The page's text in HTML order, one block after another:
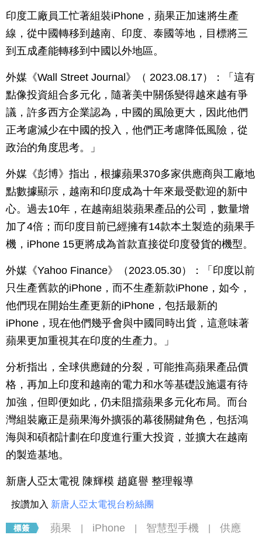
印度工廠員工忙著組裝iPhone，蘋果正加速將生產
線，從中國轉移到越南、印度、泰國等地，目標將三
到五成產能轉移到中國以外地區。
外媒《Wall Street Journal》（ 2023.08.17）：「這有
點像投資組合多元化，隨著美中關係變得越來越有爭
議，許多西方企業認為，中國的風險更大，因此他們
正考慮減少在中國的投入，他們正考慮降低風險，從
政治的角度思考。」
外媒《彭博》指出，根據蘋果370多家供應商與工廠地
點數據顯示，越南和印度成為十年來最受歡迎的新中
心。過去10年，在越南組裝蘋果產品的公司，數量增
加了4倍；而印度目前已經擁有14款本土製造的蘋果手
機，iPhone 15更將成為首款直接從印度發貨的機型。
外媒《Yahoo Finance》（2023.05.30）：「印度以前
只生產舊款的iPhone，而不生產新款iPhone，如今，
他們現在開始生產更新的iPhone，包括最新的
iPhone，現在他們幾乎會與中國同時出貨，這意味著
蘋果更加重視其在印度的生產力。」
分析指出，全球供應鏈的分裂，可能推高蘋果產品價
格，再加上印度和越南的電力和水等基礎設施還有待
加強，但即便如此，仍未阻擋蘋果多元化布局。而台
灣組裝廠正是蘋果海外擴張的幕後關鍵角色，包括鴻
海與和碩都計劃在印度進行重大投資，並擴大在越南
的製造基地。
新唐人亞太電視 陳輝模 趙庭譽 整理報導
按讚加入 新唐人亞太電視台粉絲團
蘋果 iPhone 智慧型手機
供應